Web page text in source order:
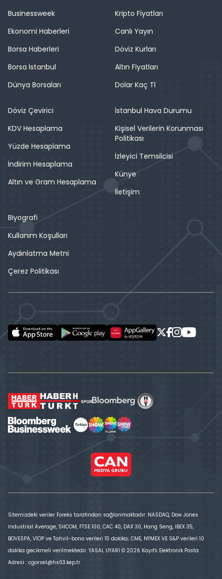
Businessweek
Ekonomi Haberleri
Borsa Haberleri
Borsa İstanbul
Dünya Borsaları
Kripto Fiyatları
Canlı Yayın
Döviz Kurları
Altın Fiyatları
Dolar Kaç Tl
Döviz Çevirici
KDV Hesaplama
Yüzde Hesaplama
İndirim Hesaplama
Altın ve Gram Hesaplama
İstanbul Hava Durumu
Kişisel Verilerin Korunması
Politikası
İzleyici Temsilcisi
Künye
İletişim
Biyografi
Kullanım Koşulları
Aydınlatma Metni
Çerez Politikası
Sitemizdeki veriler Foreks tarafından sağlanmaktadır. NASDAQ, Dow Jones
Industrial Average, SHCOM, FTSE 100, CAC 40, DAX 30, Hang Seng, IBEX 35,
BOVESPA, VİOP ve Tahvil-bono verileri 15 dakika; CME, NYMEX VE S&P verileri 10
dakika gecikmeli verilmektedir. YASAL UYARI © 2026 Kayıtlı Elektronik Posta
Adresi : cgorsel@hs03.kep.tr